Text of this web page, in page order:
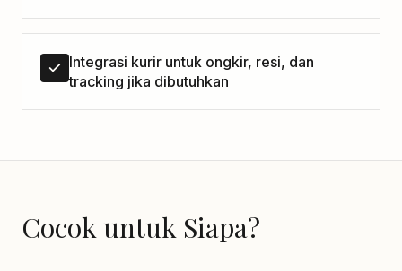
Integrasi kurir untuk ongkir, resi, dan
tracking jika dibutuhkan
Cocok untuk Siapa?